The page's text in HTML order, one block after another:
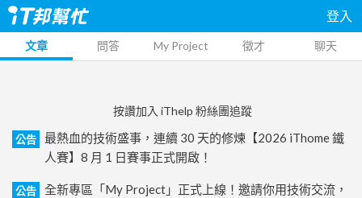
登入
文章 問答 My Project 徵才 聊天
按讚加入 iThelp 粉絲團追蹤
公告
最熱血的技術盛事，連續 30 天的修煉【2026 iThome 鐵
人賽】8 月 1 日賽事正式開啟！
公告
全新專區「My Project」正式上線！邀請你用技術交流，